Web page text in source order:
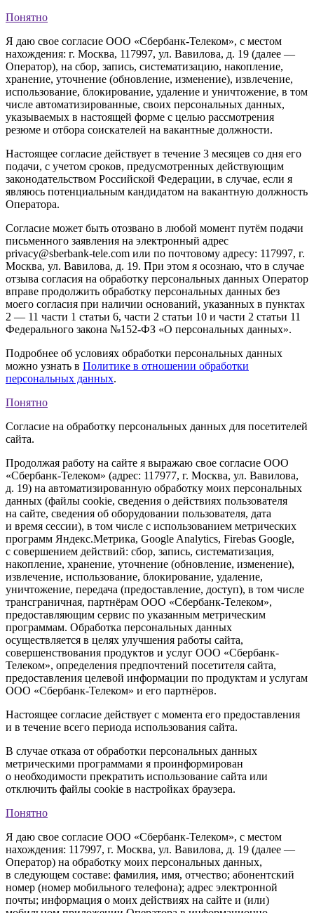
Понятно
Я даю свое согласие ООО «Сбербанк-Телеком», с местом
нахождения: г. Москва, 117997, ул. Вавилова, д. 19 (далее —
Оператор), на сбор, запись, систематизацию, накопление,
хранение, уточнение (обновление, изменение), извлечение,
использование, блокирование, удаление и уничтожение, в том
числе автоматизированные, своих персональных данных,
указываемых в настоящей форме с целью рассмотрения
резюме и отбора соискателей на вакантные должности.
Настоящее согласие действует в течение 3 месяцев со дня его
подачи, с учетом сроков, предусмотренных действующим
законодательством Российской Федерации, в случае, если я
являюсь потенциальным кандидатом на вакантную должность
Оператора.
Согласие может быть отозвано в любой момент путём подачи
письменного заявления на электронный адрес
privacy@sberbank-tele.com или по почтовому адресу: 117997, г.
Москва, ул. Вавилова, д. 19. При этом я осознаю, что в случае
отзыва согласия на обработку персональных данных Оператор
вправе продолжить обработку персональных данных без
моего согласия при наличии оснований, указанных в пунктах
2 — 11 части 1 статьи 6, части 2 статьи 10 и части 2 статьи 11
Федерального закона №152-ФЗ «О персональных данных».
Подробнее об условиях обработки персональных данных
можно узнать в Политике в отношении обработки
персональных данных.
Понятно
Согласие на обработку персональных данных для посетителей
сайта.
Продолжая работу на сайте я выражаю свое согласие ООО
«Сбербанк-Телеком» (адрес: 117977, г. Москва, ул. Вавилова,
д. 19) на автоматизированную обработку моих персональных
данных (файлы cookie, сведения о действиях пользователя
на сайте, сведения об оборудовании пользователя, дата
и время сессии), в том числе с использованием метрических
программ Яндекс.Метрика, Google Analytics, Firebas Google,
с совершением действий: сбор, запись, систематизация,
накопление, хранение, уточнение (обновление, изменение),
извлечение, использование, блокирование, удаление,
уничтожение, передача (предоставление, доступ), в том числе
трансграничная, партнёрам ООО «Сбербанк-Телеком»,
предоставляющим сервис по указанным метрическим
программам. Обработка персональных данных
осуществляется в целях улучшения работы сайта,
совершенствования продуктов и услуг ООО «Сбербанк-
Телеком», определения предпочтений посетителя сайта,
предоставления целевой информации по продуктам и услугам
ООО «Сбербанк-Телеком» и его партнёров.
Настоящее согласие действует с момента его предоставления
и в течение всего периода использования сайта.
В случае отказа от обработки персональных данных
метрическими программами я проинформирован
о необходимости прекратить использование сайта или
отключить файлы cookie в настройках браузера.
Понятно
Я даю свое согласие ООО «Сбербанк-Телеком», с местом
нахождения: 117997, г. Москва, ул. Вавилова, д. 19 (далее —
Оператор) на обработку моих персональных данных,
в следующем составе: фамилия, имя, отчество; абонентский
номер (номер мобильного телефона); адрес электронной
почты; информация о моих действиях на сайте и (или)